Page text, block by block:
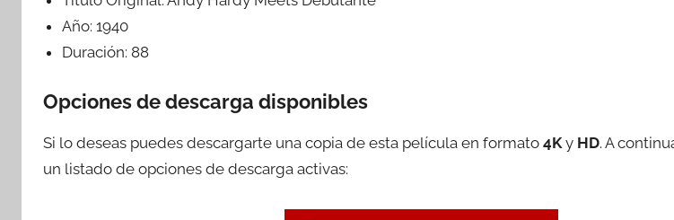
Año:1940
Duración:88
Opciones de descarga disponibles
Si lo deseas puedes descargarte una copia de esta película en formato 4Ky HD. A
un listado de opciones de descarga activas: